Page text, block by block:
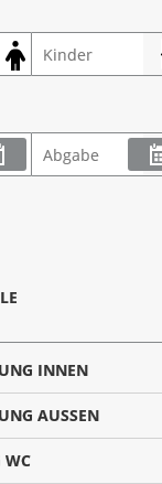
INNEN
AUSSEN
WC